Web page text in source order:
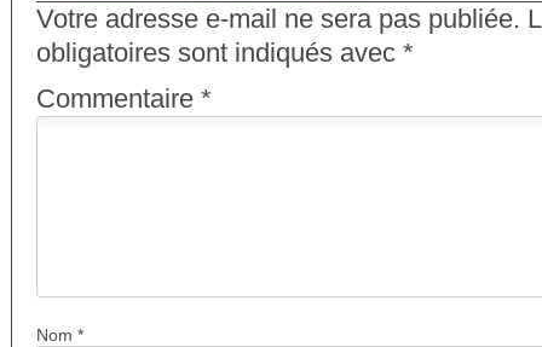
Votre adresse e-mail ne sera pas publiée.
obligatoires sont indiqués avec *
Commentaire *
Nom *